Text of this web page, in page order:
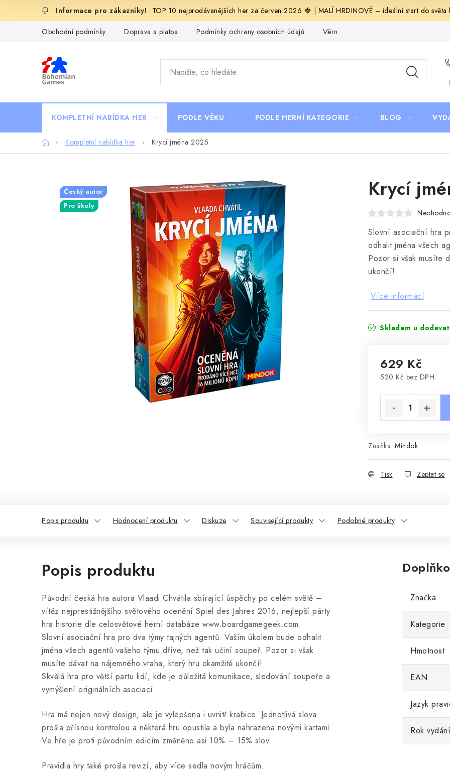
TOP 10 nejprodávanějších her za červen 2026 🍓 MALÍ HRDINOVÉ – ideální start do
Obchodní podmínky Doprava a platba Podmínky ochrany osobních údajů Věrnostní program Staň se bohémem!
KOMPLETNÍ NABÍDKA HER PODLE VĚKU PODLE HERNÍ KATEGORIE BLOG
DomůKompletní nabídka her Krycí jména 2025
Krycí
Slovní asociační hra
odhalit jména všech
Pozor si však musíte
ukončí!
Více informací
Skladem u
629 Kč
520 Kč bez DPH
Značka: Mindok
Tisk Zeptat se
Český autor
Pro školy
Popis produktu Hodnocení produktu Diskuze Související produkty Podobné produkty
Popis produktu
Původní česká hra autora Vlaadi Chvátila sbírající úspěchy po celém světě –
vítěz nejprestižnějšího světového ocenění Spiel des Jahres 2016, nejlepší párty
hra historie dle celosvětové herní databáze www.boardgamegeek.com.
Slovní asociační hra pro dva týmy tajných agentů. Vaším úkolem bude odhalit
jména všech agentů vašeho týmu dříve, než tak učiní soupeř. Pozor si však
musíte dávat na nájemného vraha, který hru okamžitě ukončí!
Skvělá hra pro větší partu lidí, kde je důležitá komunikace, sledování soupeře a
vymýšlení originálních asociací.
Hra má nejen nový design, ale je vylepšena i uvnitř krabice. Jednotlivá slova
prošla přísnou kontrolou a některá hru opustila a byla nahrazena novými kartami.
Ve hře je proti původním edicím změněno asi 10% – 15% slov.
Pravidla hry také prošla revizí, aby více sedla novým hráčům.
Značka
Kategorie
Hmotnost
EAN
Jazyk
Rok